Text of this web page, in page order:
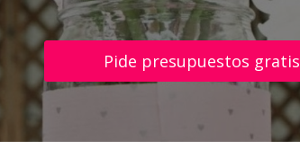
Pide presupuestos gratis